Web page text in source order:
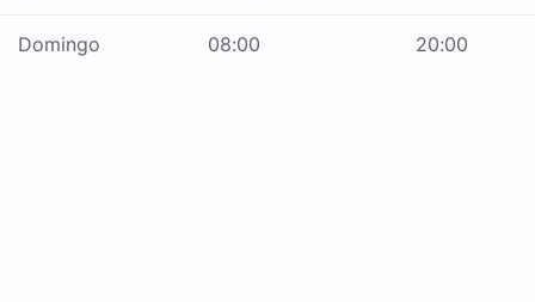
Domingo 08:00 20:00